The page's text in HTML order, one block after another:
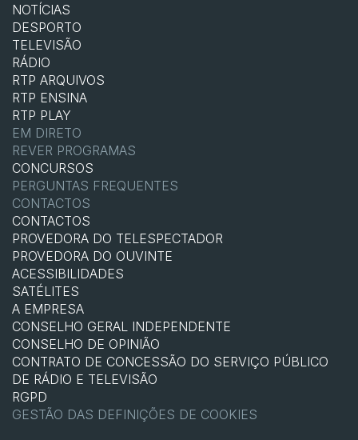
NOTÍCIAS
DESPORTO
TELEVISÃO
RÁDIO
RTP ARQUIVOS
RTP ENSINA
RTP PLAY
EM DIRETO
REVER PROGRAMAS
CONCURSOS
PERGUNTAS FREQUENTES
CONTACTOS
CONTACTOS
PROVEDORA DO TELESPECTADOR
PROVEDORA DO OUVINTE
ACESSIBILIDADES
SATÉLITES
A EMPRESA
CONSELHO GERAL INDEPENDENTE
CONSELHO DE OPINIÃO
CONTRATO DE CONCESSÃO DO SERVIÇO PÚBLICO
DE RÁDIO E TELEVISÃO
RGPD
GESTÃO DAS DEFINIÇÕES DE COOKIES